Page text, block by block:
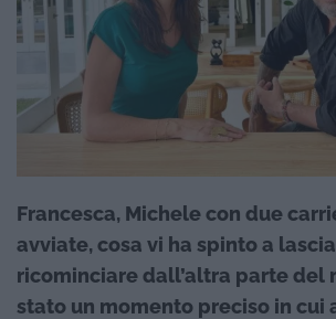
Francesca, Michele con due
avviate, cosa vi ha spinto a
ricominciare dall’altra parte del
stato un momento preciso in cui